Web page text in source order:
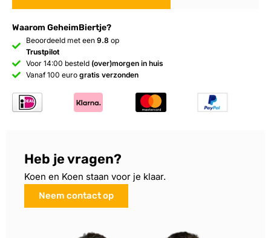
Waarom GeheimBiertje?
Beoordeeld met een 9.8 op
Trustpilot
Voor 14:00 besteld (over)morgen in huis
Vanaf 100 euro gratis verzonden
Heb je vragen?
Koen en Koen staan voor je klaar.
Neem contact op